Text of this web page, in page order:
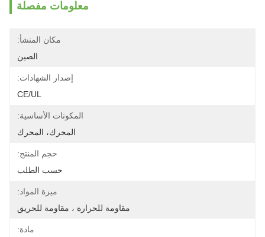
معلومات مفصلة
مكان المنشأ:
الصين
إصدار الشهادات:
CE/UL
المكونات الأساسية:
المحرك، المحرك
حجم المنتج:
حسب الطلب
ميزة المواد:
مقاومة للحرارة ، مقاومة للحريق
مادة: